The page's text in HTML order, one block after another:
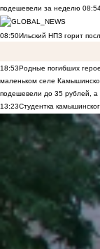
подешевели за неделю
08:50Ильский НПЗ горит
18:53Родные погибших
маленьком селе
подешевели до 35 рублей, а
13:23Студентка